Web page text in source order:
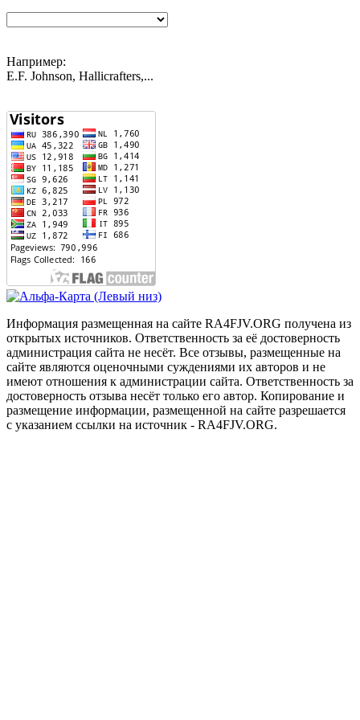
Например:
E.F. Johnson, Hallicrafters,...
Информация размещенная на сайте RA4FJV.ORG получена из
открытых источников. Ответственность за её достоверность
администрация сайта не несёт. Все отзывы, размещенные на
сайте являются оценочными суждениями их авторов и не
имеют отношения к администрации сайта. Ответственность за
достоверность отзыва несёт только его автор. Копирование и
размещение информации, размещенной на сайте разрешается
с указанием ссылки на источник - RA4FJV.ORG.